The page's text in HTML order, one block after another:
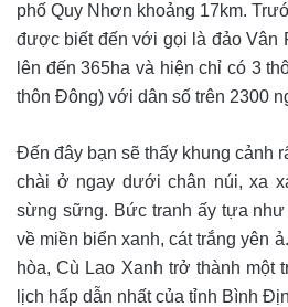
phố Quy Nhơn khoảng 17km.
được biết đến với gọi là đảo Vân
lên đến 365ha và hiện chỉ có 3
thôn Đông) với dân số trên 2300
Đến đây bạn sẽ thấy khung cảnh
chài ở ngay dưới chân núi, xa
sừng sững. Bức tranh ấy tựa
về miền biển xanh, cát trắng yên
hòa, Cù Lao Xanh trở thành một
lịch hấp dẫn nhất của tỉnh Bình